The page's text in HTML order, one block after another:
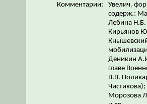
Комментарии:
Увелич.
содерж.:
Лебина Н.Б.
Кирьянов
Деникин
главе
В.В.
Морозова